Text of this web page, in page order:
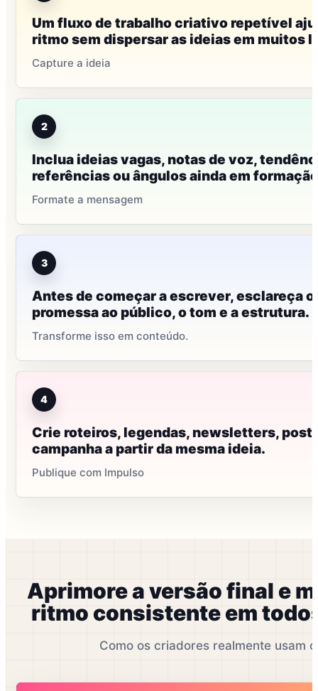
Um fluxo de trabalho criativo repetível
ritmo sem dispersar as ideias em muitos
Capture a ideia
2
Inclua ideias vagas, notas de voz,
referências ou ângulos ainda em
Formate a mensagem
3
Antes de começar a escrever, esclareça o
promessa ao público, o tom e a estrutura.
Transforme isso em conteúdo.
4
Crie roteiros, legendas, newsletters,
campanha a partir da mesma ideia.
Publique com Impulso
Aprimore a versão final e
ritmo consistente em
Como os criadores realmente usam